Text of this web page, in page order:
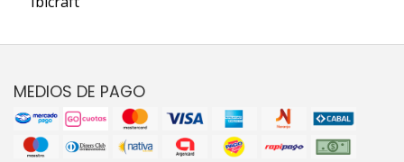
MEDIOS DE PAGO